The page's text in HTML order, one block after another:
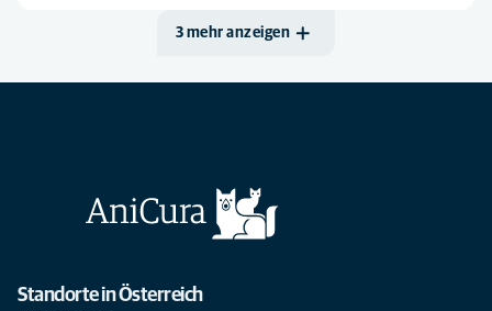
3 mehr anzeigen
Standorte in Österreich